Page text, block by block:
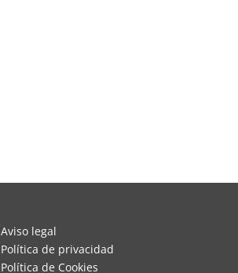
Aviso legal
Política de privacidad
Política de Cookies